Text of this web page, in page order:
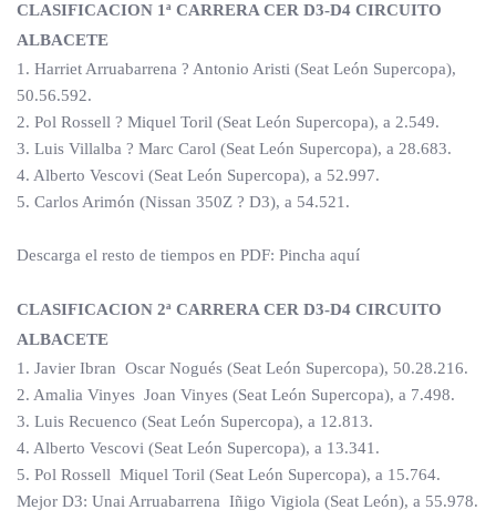
CLASIFICACION 1ª CARRERA CER D3-D4 CIRCUITO
ALBACETE
1. Harriet Arruabarrena ? Antonio Aristi (Seat León Supercopa),
50.56.592.
2. Pol Rossell ? Miquel Toril (Seat León Supercopa), a 2.549.
3. Luis Villalba ? Marc Carol (Seat León Supercopa), a 28.683.
4. Alberto Vescovi (Seat León Supercopa), a 52.997.
5. Carlos Arimón (Nissan 350Z ? D3), a 54.521.
Descarga el resto de tiempos en PDF: Pincha aquí
CLASIFICACION 2ª CARRERA CER D3-D4 CIRCUITO
ALBACETE
1. Javier Ibran Oscar Nogués (Seat León Supercopa), 50.28.216.
2. Amalia Vinyes Joan Vinyes (Seat León Supercopa), a 7.498.
3. Luis Recuenco (Seat León Supercopa), a 12.813.
4. Alberto Vescovi (Seat León Supercopa), a 13.341.
5. Pol Rossell Miquel Toril (Seat León Supercopa), a 15.764.
Mejor D3: Unai Arruabarrena Iñigo Vigiola (Seat León), a 55.978.